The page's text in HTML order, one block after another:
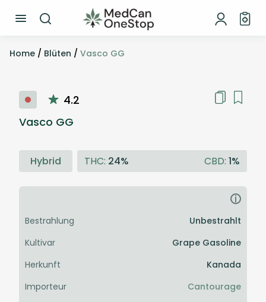
Home / Blüten / Vasco GG
4.2
Vasco GG
Hybrid THC: 24% CBD: 1%
i
Bestrahlung
Unbestrahlt
Kultivar
Grape Gasoline
Herkunft
Kanada
Importeur
Cantourage